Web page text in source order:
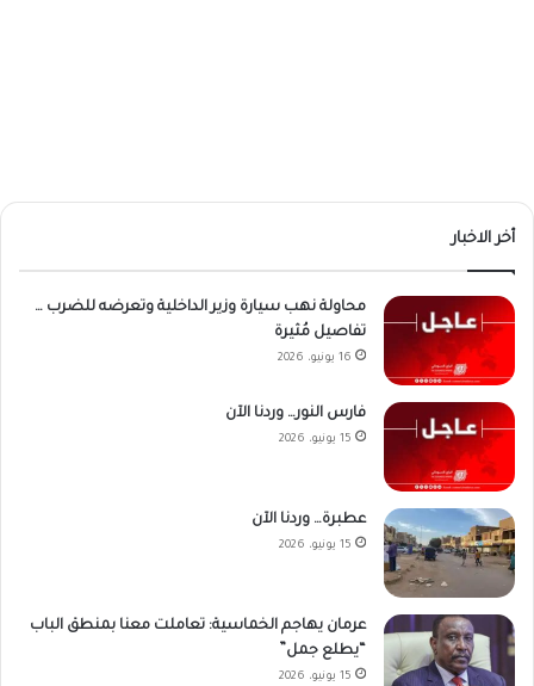
أخر الاخبار
محاولة نهب سيارة وزير الداخلية وتعرضه للضرب …
تفاصيل مُثيرة
16 يونيو، 2026
فارس النور… وردنا الآن
15 يونيو، 2026
عطبرة… وردنا الآن
15 يونيو، 2026
عرمان يهاجم الخماسية: تعاملت معنا بمنطق الباب
“يطلع جمل”
15 يونيو، 2026